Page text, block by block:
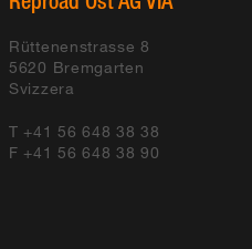
Rüttenenstrasse 8
5620 Bremgarten
Svizzera
T +41 56 648 38 38
F +41 56 648 38 90